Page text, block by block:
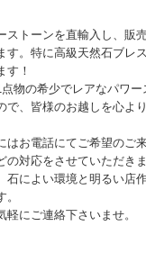
ストーンを直輸入し、販
す。特に高級天然石ブレ
す！
物の希少でレアなパワ
で、皆様のお越しを心よ
はお電話にてご希望のご
の対応をさせていただきま
によい環境と明るい店
にご連絡下さいませ。